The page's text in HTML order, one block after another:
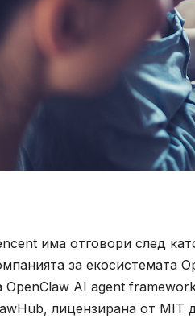
има отговори след
за екосистемата
OpenClaw AI agent
лицензирана от MIT